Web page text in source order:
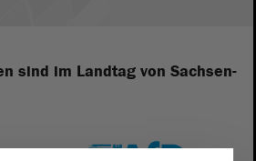
sind im Landtag von Sachsen-